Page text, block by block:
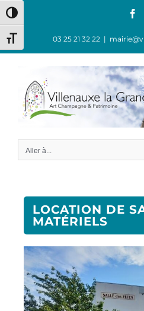
Passer en contraste élevé
Changer la taille de la police
03 25 21 32 22 |
Aller à...
LOCATION DE
MATÉRIELS